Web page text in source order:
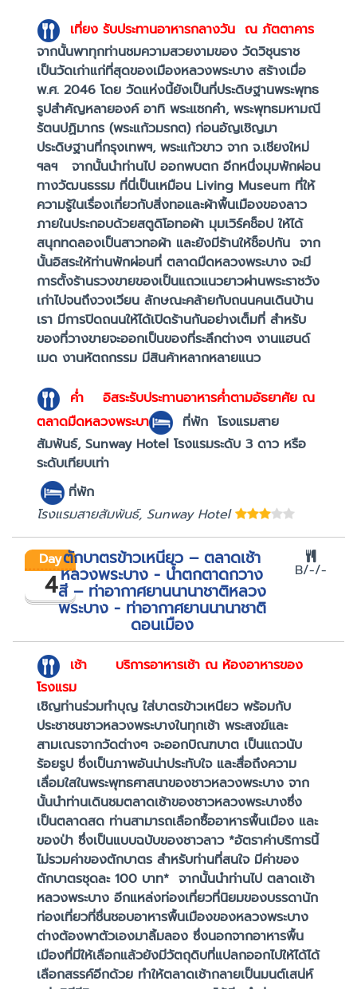
เที่ยง รับประทานอาหารกลางวัน ณ ภัตตาคาร
จากนั้นพาทุกท่านชมความสวยงามของ วัดวิชุนราช
เป็นวัดเก่าแก่ที่สุดของเมืองหลวงพระบาง สร้างเมื่อ
พ.ศ. 2046 โดย วัดแห่งนี้ยังเป็นที่ประดิษฐานพระพุทธ
รูปสำคัญหลายองค์ อาทิ พระแซกคำ, พระพุทธมหามณี
รัตนปฏิมากร (พระแก้วมรกต) ก่อนอัญเชิญมา
ประดิษฐานที่กรุงเทพฯ, พระแก้วขาว จาก จ.เชียงใหม่
ฯลฯ จากนั้นนำท่านไป ออกพบตก อีกหนึ่งมุมพักผ่อน
ทางวัฒนธรรม ที่นี่เป็นเหมือน Living Museum ที่ให้
ความรู้ในเรื่องเกี่ยวกับสิ่งทอและผ้าพื้นเมืองของลาว
ภายในประกอบด้วยสตูดิโอทอผ้า มุมเวิร์คช็อป ให้ได้
สนุกทดลองเป็นสาวทอผ้า และยังมีร้านให้ช็อปกัน จาก
นั้นอิสระให้ท่านพักผ่อนที่ ตลาดมืดหลวงพระบาง จะมี
การตั้งร้านรวงขายของเป็นแถวแนวยาวผ่านพระราชวัง
เก่าไปจนถึงวงเวียน ลักษณะคล้ายกับถนนคนเดินบ้าน
เรา มีการปิดถนนให้ได้เปิดร้านกันอย่างเต็มที่ สำหรับ
ของที่วางขายจะออกเป็นของที่ระลึกต่างๆ งานแฮนด์
เมด งานหัตถกรรม มีสินค้าหลากหลายแนว
ค่ำ
อิสระรับประทานอาหารค่ำตามอัธยาศัย ณ
ตลาดมืดหลวงพระบา
ที่พัก โรงแรมสาย
สัมพันธ์, Sunway Hotel โรงแรมระดับ 3 ดาว หรือ
ระดับเทียบเท่า
ที่พัก
โรงแรมสายสัมพันธ์, Sunway Hotel
Day
4
ตักบาตรข้าวเหนียว – ตลาดเช้า
หลวงพระบาง - น้ำตกตาดกวาง
สี – ท่าอากาศยานนานาชาติหลวง
พระบาง - ท่าอากาศยานนานาชาติ
ดอนเมือง
B/-/-
เช้า
บริการอาหารเช้า ณ ห้องอาหารของ
โรงแรม
เชิญท่านร่วมทำบุญ ใส่บาตรข้าวเหนียว พร้อมกับ
ประชาชนชาวหลวงพระบางในทุกเช้า พระสงฆ์และ
สามเณรจากวัดต่างๆ จะออกบิณฑบาต เป็นแถวนับ
ร้อยรูป ซึ่งเป็นภาพอันน่าประทับใจ และสื่อถึงความ
เลื่อมใสในพระพุทธศาสนาของชาวหลวงพระบาง จาก
นั้นนำท่านเดินชมตลาดเช้าของชาวหลวงพระบางซึ่ง
เป็นตลาดสด ท่านสามารถเลือกซื้ออาหารพื้นเมือง และ
ของป่า ซึ่งเป็นแบบฉบับของชาวลาว *อัตราค่าบริการนี้
ไม่รวมค่าของตักบาตร สำหรับท่านที่สนใจ มีค่าของ
ตักบาตรชุดละ 100 บาท* จากนั้นนำท่านไป ตลาดเช้า
หลวงพระบาง อีกแหล่งท่องเที่ยวที่นิยมของบรรดานัก
ท่องเที่ยวที่ชื่นชอบอาหารพื้นเมืองของหลวงพระบาง
ต่างต้องพาตัวเองมาลิ้มลอง ซึ่งนอกจากอาหารพื้น
เมืองที่มีให้เลือกแล้วยังมีวัตถุดิบที่แปลกออกไปให้ได้ได้
เลือกสรรค์อีกด้วย ทำให้ตลาดเช้ากลายเป็นมนต์เสน่ห์